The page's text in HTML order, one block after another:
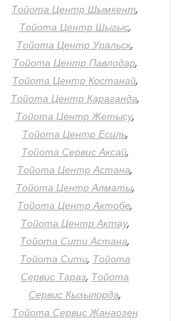
Тойота Центр Шымкент,
Тойота Центр Шыгыс,
Тойота Центр Уральск,
Тойота Центр Павлодар,
Тойота Центр Костанай,
Тойота Центр Караганда,
Тойота Центр Жетысу,
Тойота Центр Есиль,
Тойота Сервис Аксай,
Тойота Центр Астана,
Тойота Центр Алматы,
Тойота Центр Актобе,
Тойота Центр Актау,
Тойота Сити Астана,
Тойота Сити, Тойота
Сервис Тараз, Тойота
Сервис Кызылорда,
Тойота Сервис Жанаозен